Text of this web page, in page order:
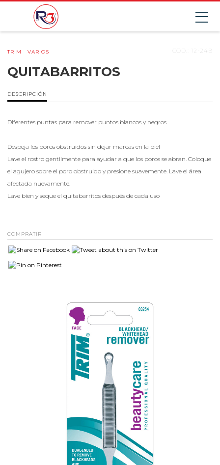
TRIM VARIOS COD.: 12-24B
QUITABARRITOS
DESCRIPCIÓN
Diferentes puntas para remover puntos blancos y negros.
Despeja los poros obstruidos sin dejar marcas en la piel
Lave el rostro gentilmente para ayudar a que los poros se abran. Coloque
el agujero sobre el poro obstruido y presione suavemente. Lave el área
afectada nuevamente.
Lave bien y seque el quitabarritos después de cada uso
COMPRATIR